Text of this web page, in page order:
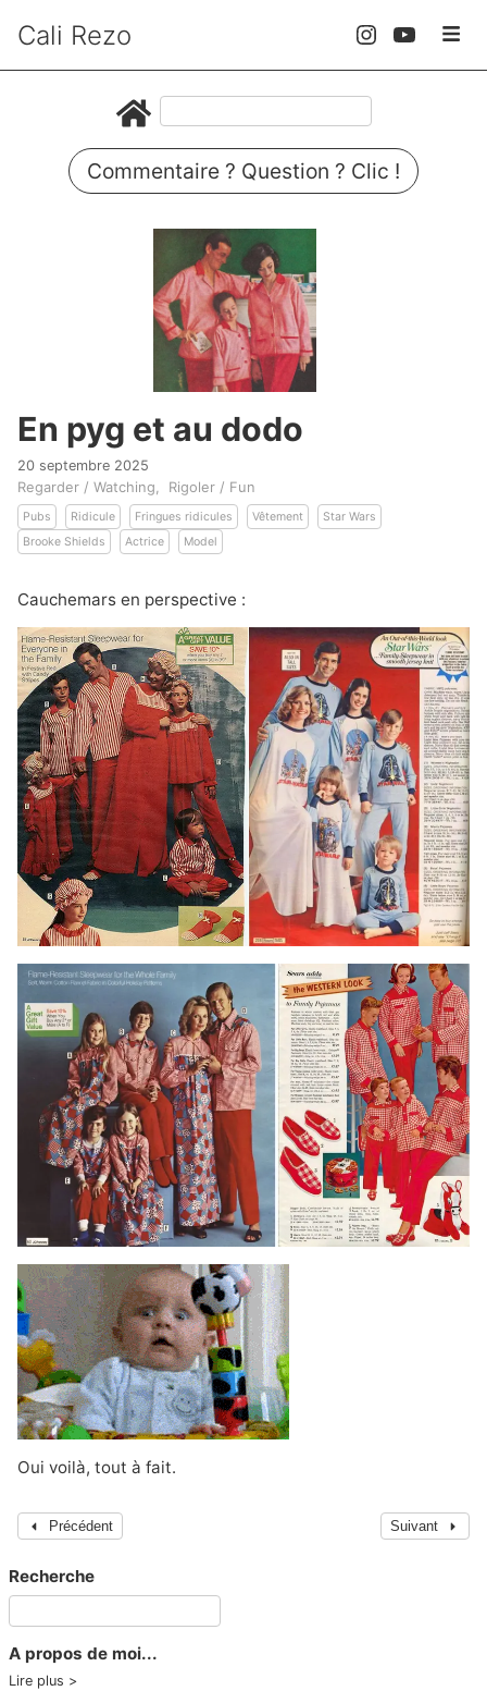
Cali Rezo
Commentaire ? Question ? Clic !
En pyg et au dodo
20 septembre 2025
Regarder / Watching Rigoler / Fun
Pubs Ridicule Fringues ridicules Vêtement
Star Wars
Brooke Shields
Actrice Model
Cauchemars en perspective :
Oui voilà, tout à fait.
Précédent Suivant
Recherche
A propos de moi...
Lire plus